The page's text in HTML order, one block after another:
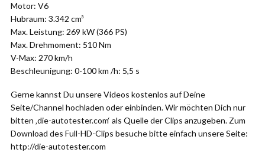
Motor: V6
Hubraum: 3.342 cm³
Max. Leistung: 269 kW (366 PS)
Max. Drehmoment: 510 Nm
V-Max: 270 km/h
Beschleunigung: 0-100 km /h: 5,5 s
Gerne kannst Du unsere Videos kostenlos auf Deine
Seite/Channel hochladen oder einbinden. Wir möchten Dich nur
bitten ‚die-autotester.com‘ als Quelle der Clips anzugeben. Zum
Download des Full-HD-Clips besuche bitte einfach unsere Seite:
http://die-autotester.com